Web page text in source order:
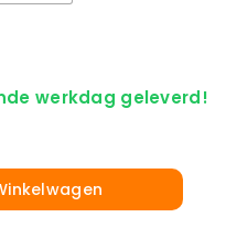
werkdag geleverd!